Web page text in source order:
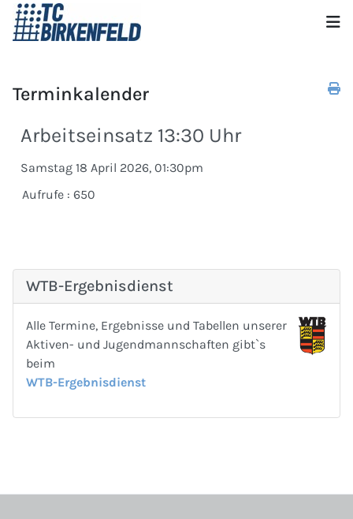
Terminkalender
Arbeitseinsatz 13:30 Uhr
Samstag 18 April 2026, 01:30pm
Aufrufe : 650
WTB-Ergebnisdienst
Alle Termine, Ergebnisse und Tabellen unserer
Aktiven- und Jugendmannschaften gibt`s
beim
WTB-Ergebnisdienst